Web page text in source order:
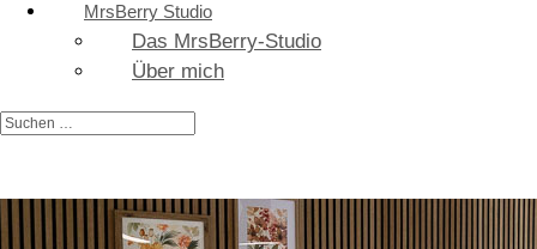
MrsBerry Studio
Das MrsBerry-Studio
Über mich